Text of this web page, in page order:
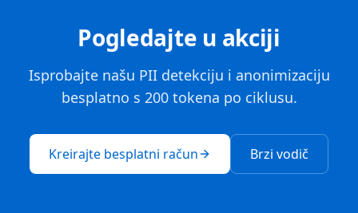
Pogledajte u akciji
Isprobajte našu PII detekciju i anonimizaciju
besplatno s 200 tokena po ciklusu.
Kreirajte besplatni račun Brzi vodič